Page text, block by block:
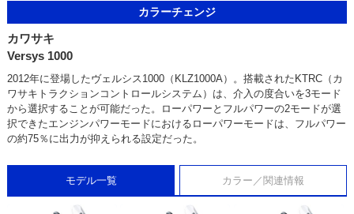
カラーチェンジ
カワサキ
Versys 1000
2012年に登場したヴェルシス1000（KLZ1000A）。搭載されたKTRC（カ
ワサキトラクションコントロールシステム）は、介入の度合いを3モード
から選択することが可能だった。ローパワーとフルパワーの2モードが選
択できたエンジンパワーモードにおけるローパワーモードは、フルパワー
の約75％に出力が抑えられる設定だった。
モデル一覧 カラー／関連情報